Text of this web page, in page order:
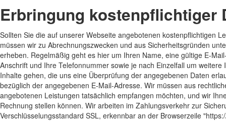
Erbringung kostenpflichtiger
Sollten Sie die auf unserer Webseite angebotenen kostenpflichtigen
müssen wir zu Abrechnungszwecken und aus Sicherheitsgründen
erheben. Regelmäßig geht es hier um Ihren Name, eine gültige E-
Anschrift und Ihre Telefonnummer sowie je nach Einzelfall um
Inhalte gehen, die uns eine Überprüfung der angegebenen Daten
bezüglich der angegebenen E-Mail-Adresse. Wir müssen aus
angebotenen Leistungen tatsächlich empfangen möchten, und wir
Rechnung stellen können. Wir arbeiten im Zahlungsverkehr zur
Verschlüsselungsstandard SSL, erkennbar an der Browserzeile